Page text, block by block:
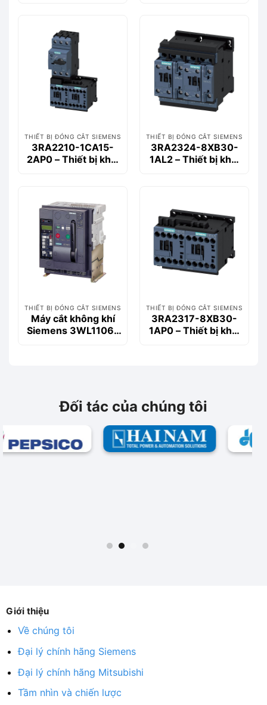
THIẾT BỊ ĐÓNG CẮT SIEMENS
3RA2210-1CA15-
2AP0 – Thiết bị khởi
THIẾT BỊ ĐÓNG CẮT SIEMENS
3RA2324-8XB30-
1AL2 – Thiết bị khởi
THIẾT BỊ ĐÓNG CẮT SIEMENS
Máy cắt không khí
Siemens 3WL1106-
THIẾT BỊ ĐÓNG CẮT SIEMENS
3RA2317-8XB30-
1AP0 – Thiết bị khởi
Đối tác của chúng tôi
Giới thiệu
Về chúng tôi
Đại lý chính hãng Siemens
Đại lý chính hãng Mitsubishi
Tầm nhìn và chiến lược